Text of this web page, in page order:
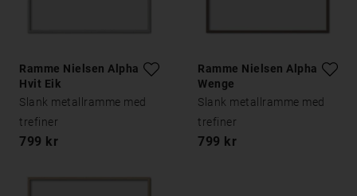
Ramme Nielsen Alpha
Hvit Eik
Slank metallramme med
trefiner
799 kr
Ramme Nielsen Alpha
Wenge
Slank metallramme med
trefiner
799 kr